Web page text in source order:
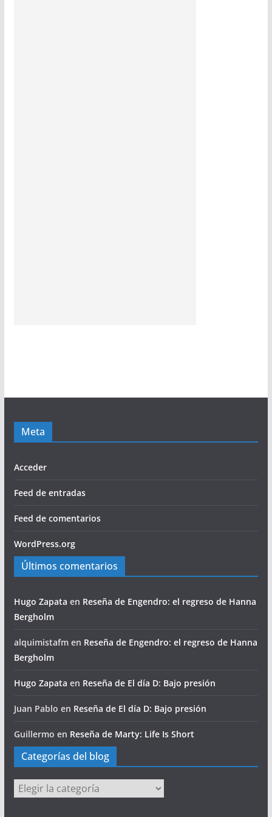
Meta
Acceder
Feed de entradas
Feed de comentarios
WordPress.org
Últimos comentarios
Hugo Zapata en Reseña de Engendro: el regreso de Hanna
Bergholm
alquimistafmen Reseña de Engendro: el regreso de Hanna
Bergholm
Hugo Zapata en Reseña de El día D: Bajo presión
Juan Pablo en Reseña de El día D: Bajo presión
Guillermo en Reseña de Marty: Life Is Short
Categorías del blog
Categorías
del